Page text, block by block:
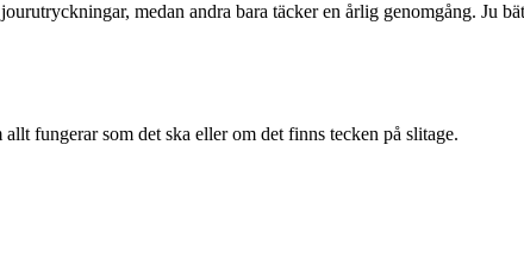
medan andra bara täcker en årlig genomgång. Ju
fungerar som det ska eller om det finns tecken på slitage.